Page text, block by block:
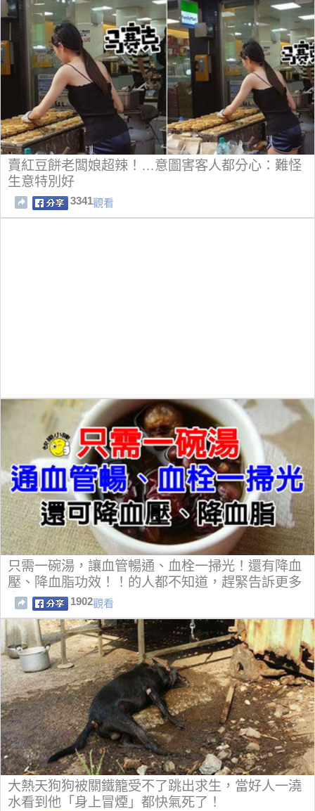
賣紅豆餅老闆娘超辣！…意圖害客人都分心：難怪
生意特別好
3341觀看
只需一碗湯，讓血管暢通、血栓一掃光！還有降血
壓、降血脂功效！！的人都不知道，趕緊告訴更多
人~
1902觀看
大熱天狗狗被關鐵籠受不了跳出求生，當好人一澆
水看到他「身上冒煙」都快氣死了！